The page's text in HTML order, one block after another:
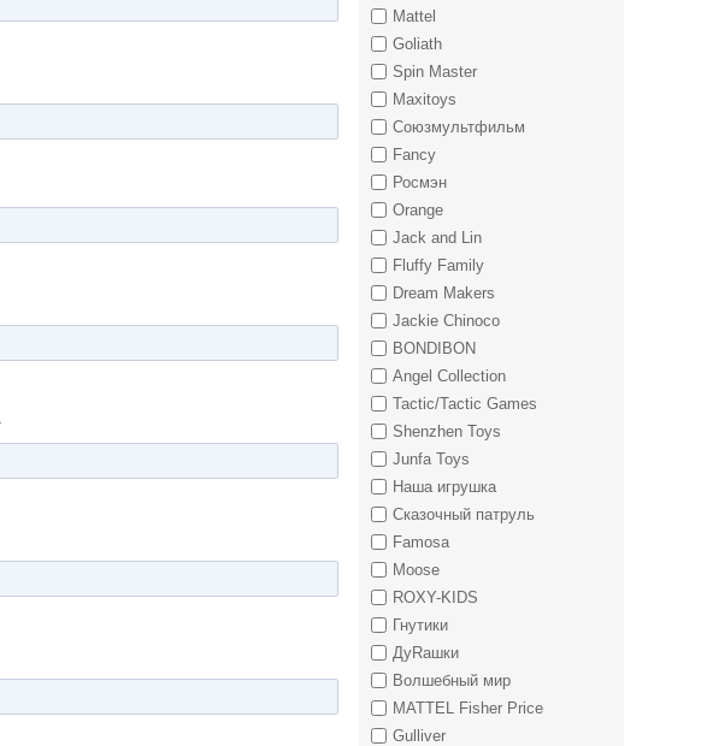
Mattel
Goliath
Spin Master
Maxitoys
Союзмультфильм
Fancy
Росмэн
Orange
Jack and Lin
Fluffy Family
Dream Makers
Jackie Chinoco
BONDIBON
Angel Collection
Tactic/Tactic Games
Shenzhen Toys
Junfa Toys
Наша игрушка
Сказочный патруль
Famosa
Moose
ROXY-KIDS
Гнутики
ДуRашки
Волшебный мир
MATTEL Fisher Price
Gulliver